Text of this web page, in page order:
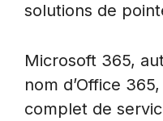
solutions de
Microsoft 365,
nom d’Office
complet de